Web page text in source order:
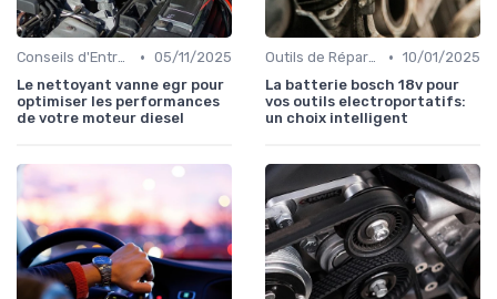
Conseils d'Entretien Auto • 05/11/2025
Le nettoyant vanne egr pour
optimiser les performances
de votre moteur diesel
Outils de Réparation Auto • 10/01/2025
La batterie bosch 18v pour
vos outils electroportatifs:
un choix intelligent